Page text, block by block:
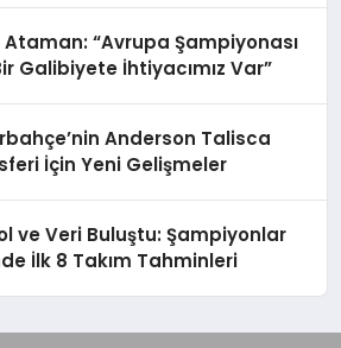
Ataman: “Avrupa Şampiyonası
Galibiyete İhtiyacımız Var”
Anderson Talisca
İçin Yeni Gelişmeler
ve Veri Buluştu: Şampiyonlar
İlk 8 Takım Tahminleri